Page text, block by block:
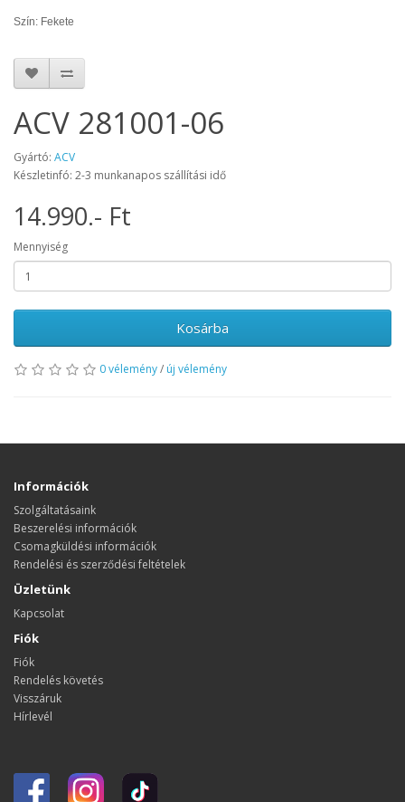
Szín: Fekete
ACV 281001-06
Gyártó: ACV
Készletinfó: 2-3 munkanapos szállítási idő
14.990.- Ft
Mennyiség
Kosárba
0 vélemény/ új vélemény
Információk
Szolgáltatásaink
Beszerelési információk
Csomagküldési információk
Rendelési és szerződési feltételek
Üzletünk
Kapcsolat
Fiók
Fiók
Rendelés követés
Visszáruk
Hírlevél